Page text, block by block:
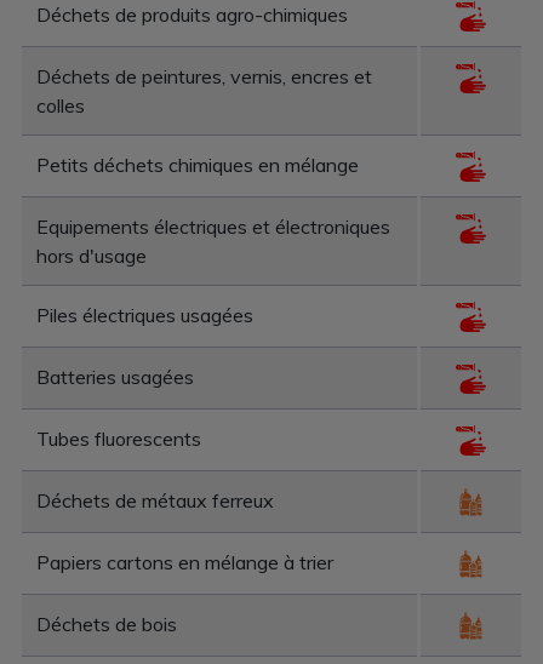
Déchets de produits agro-chimiques
Déchets de peintures, vernis, encres et
colles
Petits déchets chimiques en mélange
Equipements électriques et électroniques
hors d'usage
Piles électriques usagées
Batteries usagées
Tubes fluorescents
Déchets de métaux ferreux
Papiers cartons en mélange à trier
Déchets de bois